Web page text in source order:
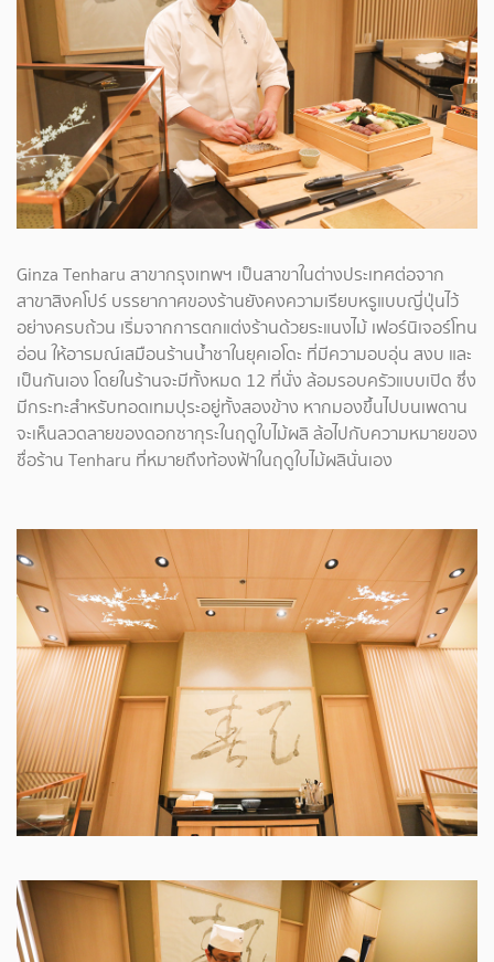
Ginza Tenharu สาขากรุงเทพฯ เป็นสาขาในต่างประเทศต่อจาก
สาขาสิงคโปร์ บรรยากาศของร้านยังคงความเรียบหรูแบบญี่ปุ่นไว้
อย่างครบถ้วน เริ่มจากการตกแต่งร้านด้วยระแนงไม้ เฟอร์นิเจอร์โทน
อ่อน ให้อารมณ์เสมือนร้านน้ำชาในยุคเอโดะ ที่มีความอบอุ่น สงบ และ
เป็นกันเอง โดยในร้านจะมีทั้งหมด 12 ที่นั่ง ล้อมรอบครัวแบบเปิด ซึ่ง
มีกระทะสำหรับทอดเทมปุระอยู่ทั้งสองข้าง หากมองขึ้นไปบนเพดาน
จะเห็นลวดลายของดอกซากุระในฤดูใบไม้ผลิ ล้อไปกับความหมายของ
ชื่อร้าน Tenharu ที่หมายถึงท้องฟ้าในฤดูใบไม้ผลินั่นเอง